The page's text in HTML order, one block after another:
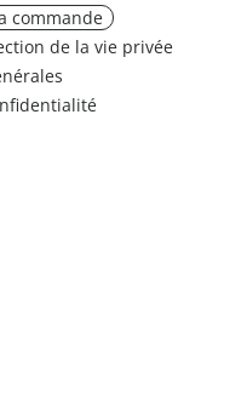
commande
de la vie privée